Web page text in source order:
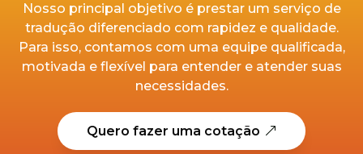
Nosso principal objetivo é prestar um serviço de
tradução diferenciado com rapidez e qualidade.
Para isso, contamos com uma equipe qualificada,
motivada e flexível para entender e atender suas
necessidades.
Quero fazer uma cotação